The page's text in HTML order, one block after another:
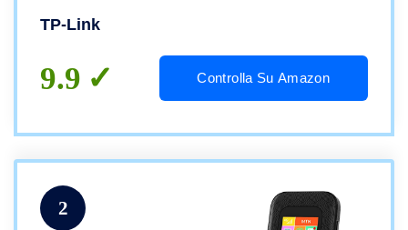
Configurazione Semplice, Red DOT Design
TP-Link
9.9 Controlla Su Amazon
2